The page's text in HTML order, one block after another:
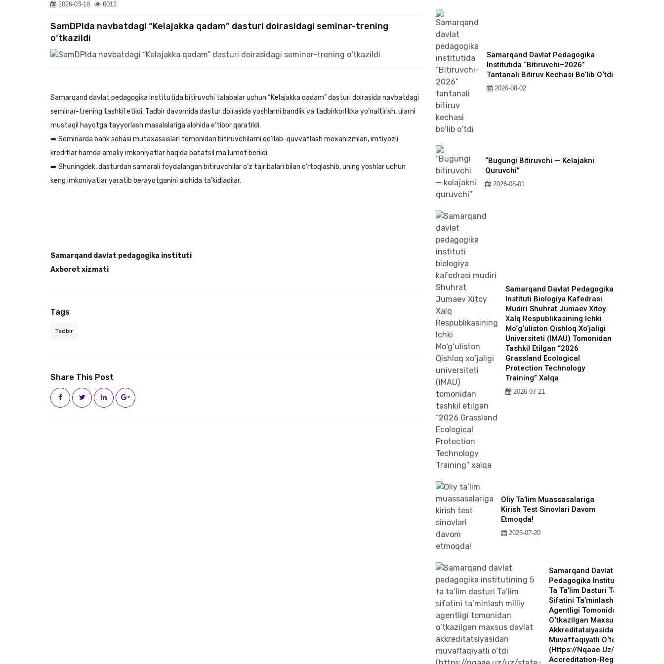
2026-03-18 6012
SamDPIda navbatdagi “Kelajakka qadam” dasturi doirasidagi seminar-trening
o‘tkazildi
Samarqand davlat pedagogika institutida bitiruvchi talabalar uchun “Kelajakka qadam” dasturi doirasida navbatdagi
seminar-trening tashkil etildi. Tadbir davomida dastur doirasida yoshlarni bandlik va tadbirkorlikka yo‘naltirish, ularni
mustaqil hayotga tayyorlash masalalariga alohida e’tibor qaratildi.
➡️ Seminarda bank sohasi mutaxassislari tomonidan bitiruvchilarni qo‘llab-quvvatlash mexanizmlari, imtiyozli
kreditlar hamda amaliy imkoniyatlar haqida batafsil ma’lumot berildi.
➡️ Shuningdek, dasturdan samarali foydalangan bitiruvchilar o‘z tajribalari bilan o‘rtoqlashib, uning yoshlar uchun
keng imkoniyatlar yaratib berayotganini alohida ta’kidladilar.
Samarqand davlat pedagogika instituti
Axborot xizmati
Tags
Tadbir
Share This Post
Samarqand Davlat Pedagogika
Institutida “Bitiruvchi–2026”
Tantanali Bitiruv Kechasi Bo‘lib O‘tdi
2026-08-02
“Bugungi Bitiruvchi — Kelajakni
Quruvchi”
2026-08-01
Samarqand Davlat Pedagogika
Instituti Biologiya Kafedrasi
Mudiri Shuhrat Jumaev Xitoy
Xalq Respublikasining Ichki
Mo‘g‘uliston Qishloq Xo‘jaligi
Universiteti (IMAU) Tomonidan
Tashkil Etilgan “2026
Grassland Ecological
Protection Technology
Training” Xalqa
2026-07-21
Oliy Ta’lim Muassasalariga
Kirish Test Sinovlari Davom
Etmoqda!
2026-07-20
Samarqand Davlat
Pedagogika Institutining 5
Ta Ta’lim Dasturi Ta’lim
Sifatini Ta’minlash Milliy
Agentligi Tomonidan
O‘tkazilgan Maxsus Davlat
Akkreditatsiyasidan
Muvaffaqiyatli O‘tdi
(https://nqaae.uz/uz/state-
Accreditation-Register?qr-